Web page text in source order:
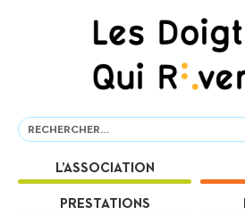
Recherche
Recherche
L’ASSOCIATION
PRESTATIONS